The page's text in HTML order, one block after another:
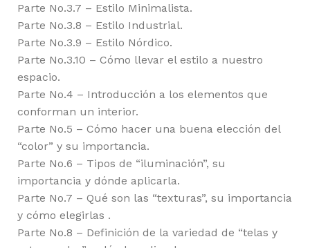
Parte No.3.7 – Estilo Minimalista.
Parte No.3.8 – Estilo Industrial.
Parte No.3.9 – Estilo Nórdico.
Parte No.3.10 – Cómo llevar el estilo a nuestro
espacio.
Parte No.4 – Introducción a los elementos que
conforman un interior.
Parte No.5 – Cómo hacer una buena elección del
“color” y su importancia.
Parte No.6 – Tipos de “iluminación”, su
importancia y dónde aplicarla.
Parte No.7 – Qué son las “texturas”, su importancia
y cómo elegirlas .
Parte No.8 – Definición de la variedad de “telas y